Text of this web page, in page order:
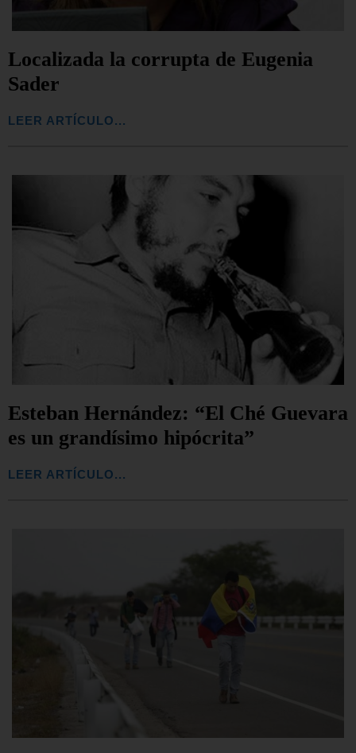
Localizada la corrupta de Eugenia
Sader
LEER ARTÍCULO...
Esteban Hernández: “El Ché Guevara
es un grandísimo hipócrita”
LEER ARTÍCULO...